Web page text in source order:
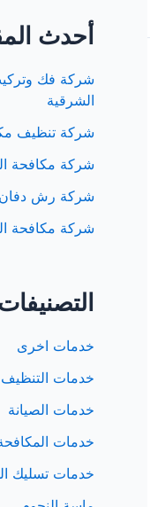
أحدث
شركة فك
الشرقية
شركة تنظيف
شركة مكافحة
شركة رش دفان
شركة مكافحة
خدمات اخرى
خدمات التنظيف
خدمات الصيانة
خدمات
خدمات تسليك